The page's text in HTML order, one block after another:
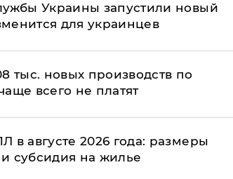
Украины запустили новый
для украинцев
тыс. новых производств по
всего не платят
в августе 2026 года: размеры
субсидия на жилье